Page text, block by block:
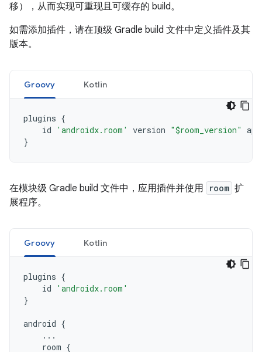
移），从而实现可重现且可缓存的 build。
如需添加插件，请在顶级 Gradle build 文件中定义插件及其
版本。
Groovy Kotlin
plugins {
id
'androidx.room' version "$room_version"
}
在模块级 Gradle build 文件中，应用插件并使用 room 扩
展程序。
Groovy Kotlin
plugins {
id
'androidx.room'
}
android {
...
room {